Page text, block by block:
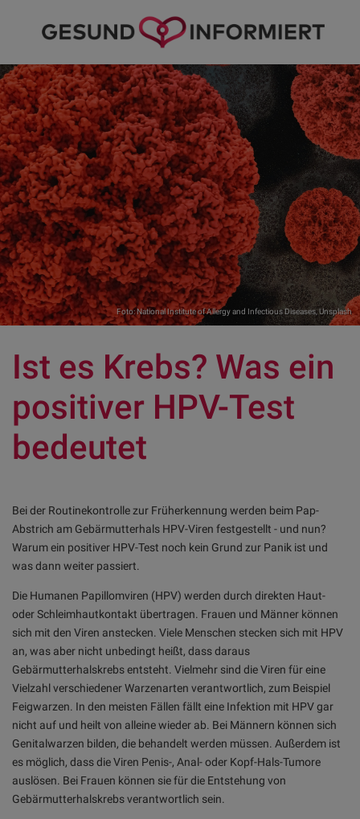
Foto:National Institute of Allergy and Infectious Diseases,Unsplash
Ist es Krebs? Was ein
positiver HPV-Test
bedeutet
Bei der Routinekontrolle zur Früherkennung werden beim Pap-
Abstrich am Gebärmutterhals HPV-Viren festgestellt - und nun?
Warum ein positiver HPV-Test noch kein Grund zur Panik ist und
was dann weiter passiert.
Die Humanen Papillomviren (HPV) werden durch direkten Haut-
oder Schleimhautkontakt übertragen. Frauen und Männer können
sich mit den Viren anstecken. Viele Menschen stecken sich mit HPV
an, was aber nicht unbedingt heißt, dass daraus
Gebärmutterhalskrebs entsteht. Vielmehr sind die Viren für eine
Vielzahl verschiedener Warzenarten verantwortlich, zum Beispiel
Feigwarzen. In den meisten Fällen fällt eine Infektion mit HPV gar
nicht auf und heilt von alleine wieder ab. Bei Männern können sich
Genitalwarzen bilden, die behandelt werden müssen. Außerdem ist
es möglich, dass die Viren Penis-, Anal- oder Kopf-Hals-Tumore
auslösen. Bei Frauen können sie für die Entstehung von
Gebärmutterhalskrebs verantwortlich sein.